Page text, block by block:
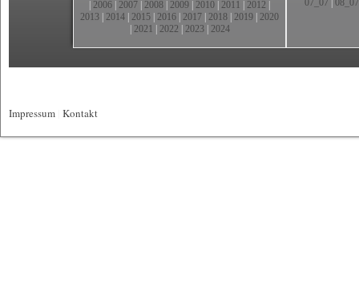
2006 2007 2008 2009 2010 2011 2012
2013 2014 2015 2016 2017 2018 2019 2020
2021 2022 2023| 2024
07_07 08_07
Impressum Kontakt